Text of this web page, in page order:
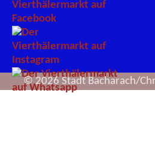
© 2026 Stadt Bacharach/